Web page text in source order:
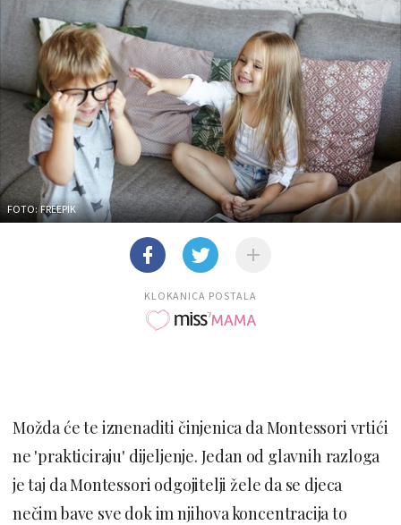
FOTO: FREEPIK
KLOKANICA POSTALA
Možda će te iznenaditi činjenica da Montessori vrtići
ne 'prakticiraju' dijeljenje. Jedan od glavnih razloga
je taj da Montessori odgojitelji žele da se djeca
nečim bave sve dok im njihova koncentracija to